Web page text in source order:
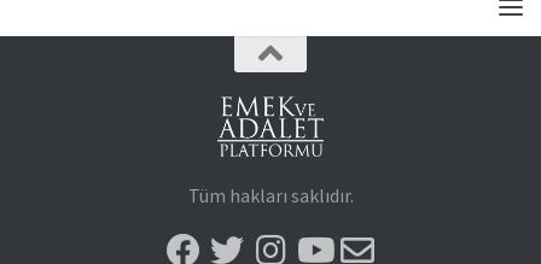
Tüm hakları saklıdır.